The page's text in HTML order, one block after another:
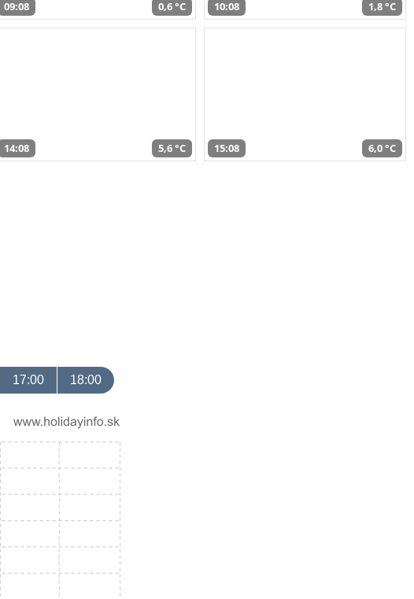
09:08 0,6 °C 10:08 1,8 °C
14:08 5,6 °C 15:08 6,0 °C
17:00 18:00